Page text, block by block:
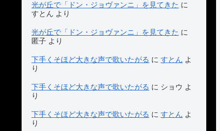
光が丘で「ドン・ジョヴァンニ」を見てきた に
すとん より
光が丘で「ドン・ジョヴァンニ」を見てきた に
匿子 より
下手くそほど大きな声で歌いたがる に すとん よ
り
下手くそほど大きな声で歌いたがる に ショウ よ
り
下手くそほど大きな声で歌いたがる に すとん よ
り